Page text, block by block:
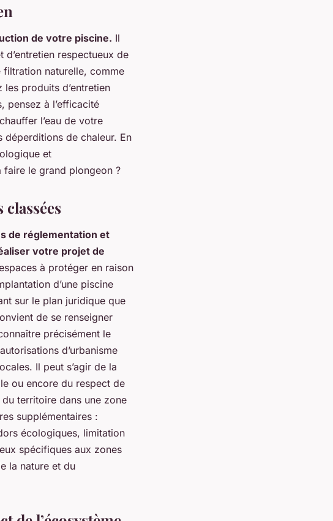
de votre piscine. Il
respectueux de
filtration naturelle, comme
produits d’entretien
pensez à l’efficacité
l’eau de votre
de chaleur. En
et
faire le grand plongeon ?
classées
de réglementation et
votre projet de
à protéger en raison
d’une piscine
sur le plan juridique que
de se renseigner
précisément le
d’urbanisme
Il peut s’agir de la
ou encore du respect de
territoire dans une zone
supplémentaires :
écologiques, limitation
spécifiques aux zones
la nature et du